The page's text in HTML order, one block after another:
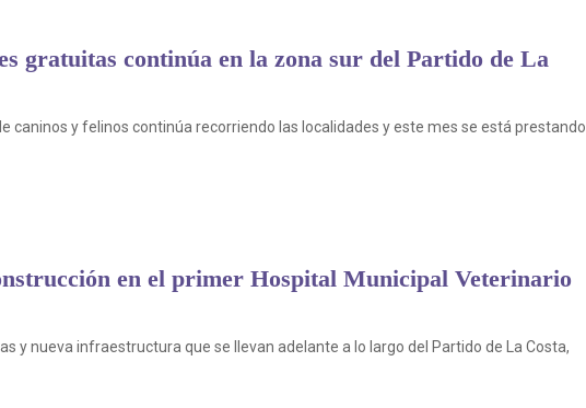
gratuitas continúa en la zona sur del Partido de La
caninos y felinos continúa recorriendo las localidades y este mes se está prestando
en el primer Hospital Municipal Veterinario
y nueva infraestructura que se llevan adelante a lo largo del Partido de La Costa,